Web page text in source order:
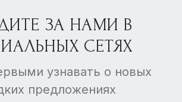
ЗА НАМИ В
СЕТЯХ
узнавать о новых
предложениях